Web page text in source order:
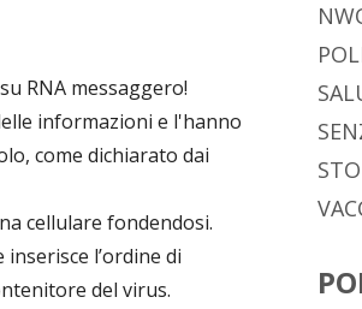
RNA messaggero!
informazioni e l'hanno
come dichiarato dai
cellulare fondendosi.
l’ordine di
del virus.